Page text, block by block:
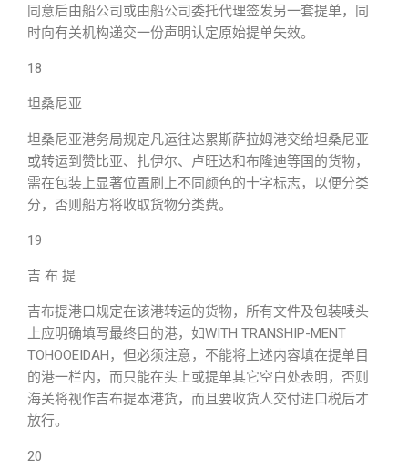
同意后由船公司或由船公司委托代理签发另一套提单，同
时向有关机构递交一份声明认定原始提单失效。
18
坦桑尼亚
坦桑尼亚港务局规定凡运往达累斯萨拉姆港交给坦桑尼亚
或转运到赞比亚、扎伊尔、卢旺达和布隆迪等国的货物，
需在包装上显著位置刷上不同颜色的十字标志，以便分类
分，否则船方将收取货物分类费。
19
吉 布 提
吉布提港口规定在该港转运的货物，所有文件及包装唛头
上应明确填写最终目的港，如WITH TRANSHIP-MENT
TOHOOEIDAH，但必须注意，不能将上述内容填在提单目
的港一栏内，而只能在头上或提单其它空白处表明，否则
海关将视作吉布提本港货，而且要收货人交付进口税后才
放行。
20